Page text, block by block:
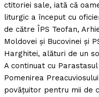
ctitoriei sale, iată că
liturgic a început cu
de către ÎPS Teofan,
Moldovei şi Bucovinei şi
Harghitei, alături de un
A continuat cu
Pomenirea
povăţuitor pentru mii de